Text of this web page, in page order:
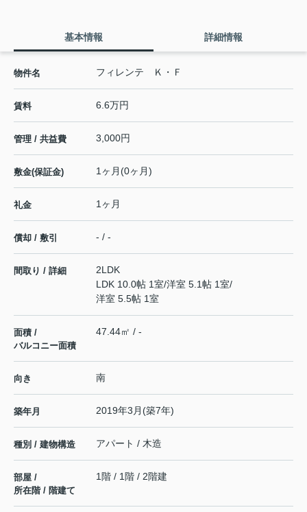
基本情報 詳細情報
物件名 フィレンテ Ｋ・Ｆ
賃料 6.6万円
管理 / 共益費 3,000円
敷金(保証金) 1ヶ月(0ヶ月)
礼金 1ヶ月
償却 / 敷引 - / -
間取り / 詳細
2LDK
LDK 10.0帖 1室/洋室 5.1帖 1室/
洋室 5.5帖 1室
面積 /
バルコニー面積
47.44㎡ / -
向き 南
築年月 2019年3月(築7年)
種別 / 建物構造 アパート / 木造
部屋 /
所在階 / 階建て
1階 / 1階 / 2階建